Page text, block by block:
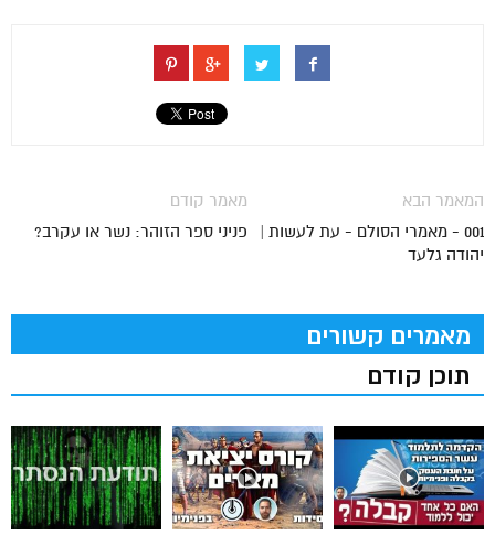
מאמר קודם
פניני ספר הזוהר: נשר או עקרב?
המאמר הבא
001 - מאמרי הסולם - עת לעשות |
יהודה גלעד
מאמרים קשורים
תוכן קודם